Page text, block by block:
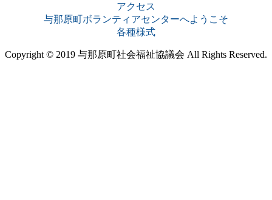
アクセス
与那原町ボランティアセンターへようこそ
各種様式
Copyright © 2019 与那原町社会福祉協議会 All Rights Reserved.